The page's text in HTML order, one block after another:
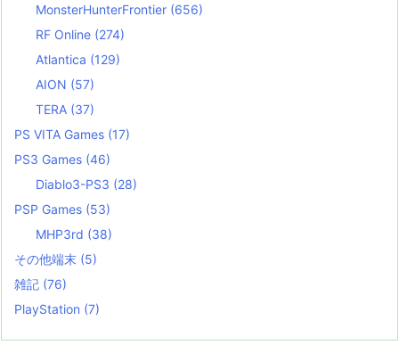
MonsterHunterFrontier (656)
RF Online (274)
Atlantica (129)
AION (57)
TERA (37)
PS VITA Games (17)
PS3 Games (46)
Diablo3-PS3 (28)
PSP Games (53)
MHP3rd (38)
その他端末 (5)
雑記 (76)
PlayStation (7)